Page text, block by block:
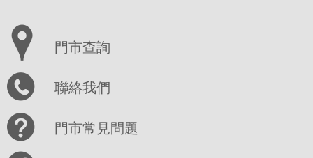
門市查詢
聯絡我們
門市常見問題